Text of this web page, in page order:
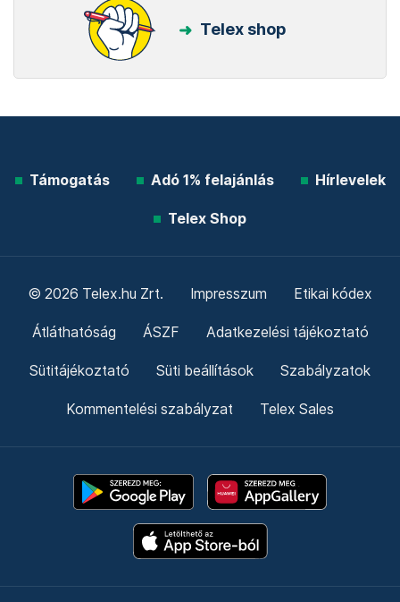
Telex shop
Támogatás Adó 1% felajánlás Hírlevelek
Telex Shop
© 2026 Telex.hu Zrt. Impresszum Etikai kódex
Átláthatóság ÁSZF Adatkezelési tájékoztató
Sütitájékoztató Süti beállítások Szabályzatok
Kommentelési szabályzat Telex Sales